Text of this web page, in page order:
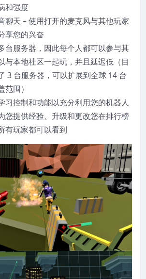
和强度
聊天 – 使用打开的麦克风与其他玩家
享您的兴奋
台服务器，因此每个人都可以参与其
与本地社区一起玩，并且延迟低（目
3 台服务器，可以扩展到全球 14 台
范围）
习控制和功能以充分利用您的机器人
您提供经验、升级和更改您在排行榜
有玩家都可以看到